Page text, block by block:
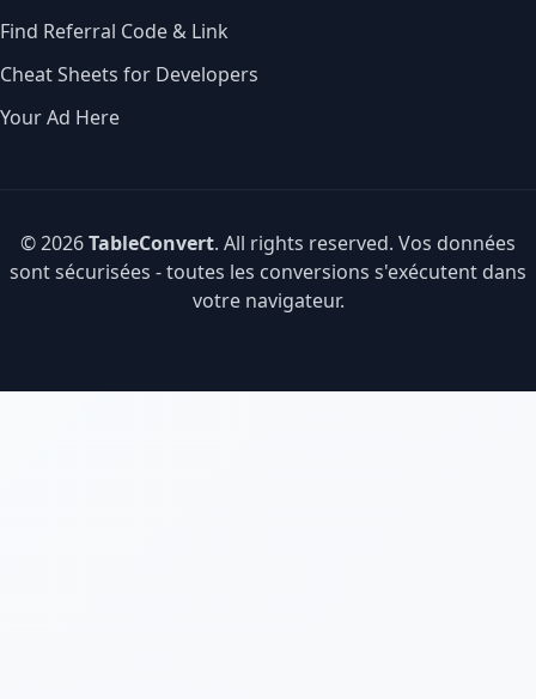
Find Referral Code & Link
Cheat Sheets for Developers
Your Ad Here
© 2026TableConvert. All rights reserved. Vos données
sont sécurisées - toutes les conversions s'exécutent dans
votre navigateur.